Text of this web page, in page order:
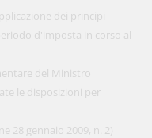
dei principi
d'imposta in corso al
del Ministro
le disposizioni per
28 gennaio 2009, n. 2)